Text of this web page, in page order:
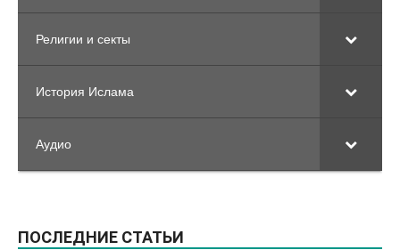
Религии и секты
История Ислама
Аудио
ПОСЛЕДНИЕ СТАТЬИ